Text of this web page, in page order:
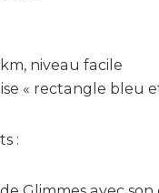
niveau facile
« rectangle bleu
: